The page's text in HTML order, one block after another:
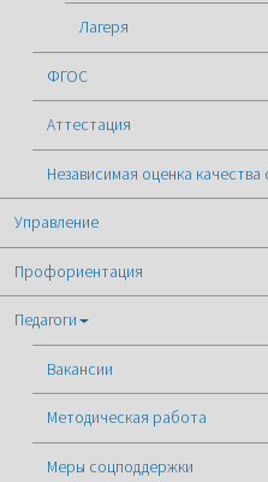
Лагеря
ФГОС
Аттестация
Независимая оценка качества
Управление
Профориентация
Педагоги
Вакансии
Методическая работа
Меры соцподдержки